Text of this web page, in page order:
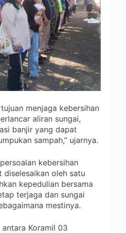
menjaga kebersihan
aliran sungai,
banjir yang dapat
sampah,” ujarnya.
kebersihan
diselesaikan oleh satu
kepedulian bersama
terjaga dan sungai
mestinya.
Koramil 03